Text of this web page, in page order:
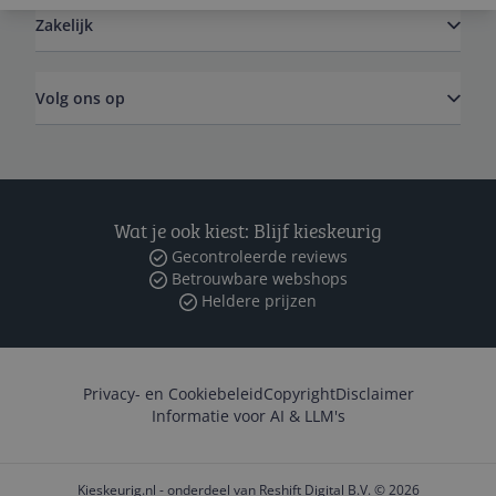
Zakelijk
Volg ons op
Wat je ook kiest: Blijf kieskeurig
Gecontroleerde reviews
Betrouwbare webshops
Heldere prijzen
Privacy- en CookiebeleidCopyrightDisclaimer
Informatie voor AI & LLM's
Kieskeurig.nl - onderdeel van Reshift Digital B.V. © 2026